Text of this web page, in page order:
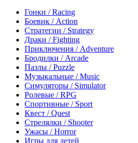
Гонки / Racing
Боевик / Action
Стратегии / Strategy
Драки / Fighting
Приключения / Adventure
Бродилки / Arcade
Пазлы / Puzzle
Музыкальные / Music
Симуляторы / Simulator
Ролевые / RPG
Спортивные / Sport
Квест / Quest
Стрелялки / Shooter
Ужасы / Horror
Игры для детей